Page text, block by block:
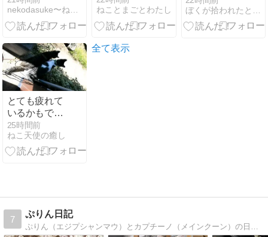
nekodasuke〜ねこだすけ〜
ねことまごとわたし
とても疲れて
いるかもで
す。株式の決
算、今日は今
期最高でし
25時間前
ねこ天使の癒し
全て表示
7
ぷりん日記